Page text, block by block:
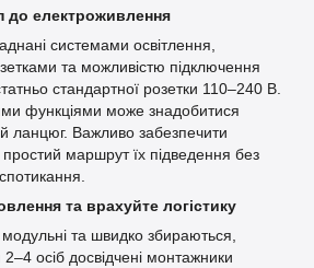
до електроживлення
системами освітлення,
та можливістю підключення
стандартної розетки 110–240 В.
функціями може знадобитися
ланцюг. Важливо забезпечити
простий маршрут їх підведення без
та врахуйте логістику
та швидко збираються,
осіб досвідчені монтажники